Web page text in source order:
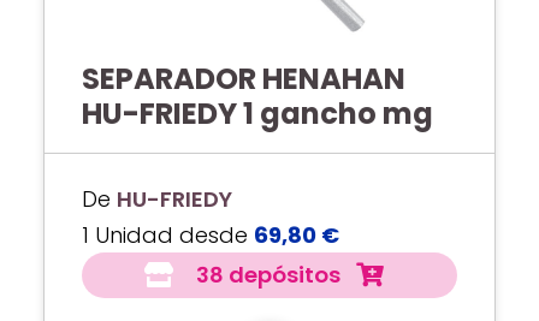
SEPARADOR HENAHAN
HU-FRIEDY 1 gancho mg
De HU-FRIEDY
1 Unidad desde 69,80 €
38 depósitos